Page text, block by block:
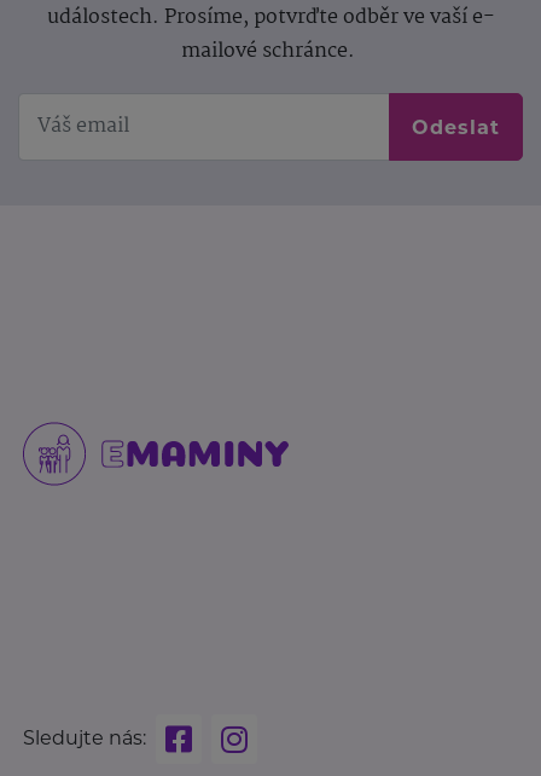
událostech. Prosíme, potvrďte odběr ve vaší e-
mailové schránce.
Odeslat
Sledujte nás: